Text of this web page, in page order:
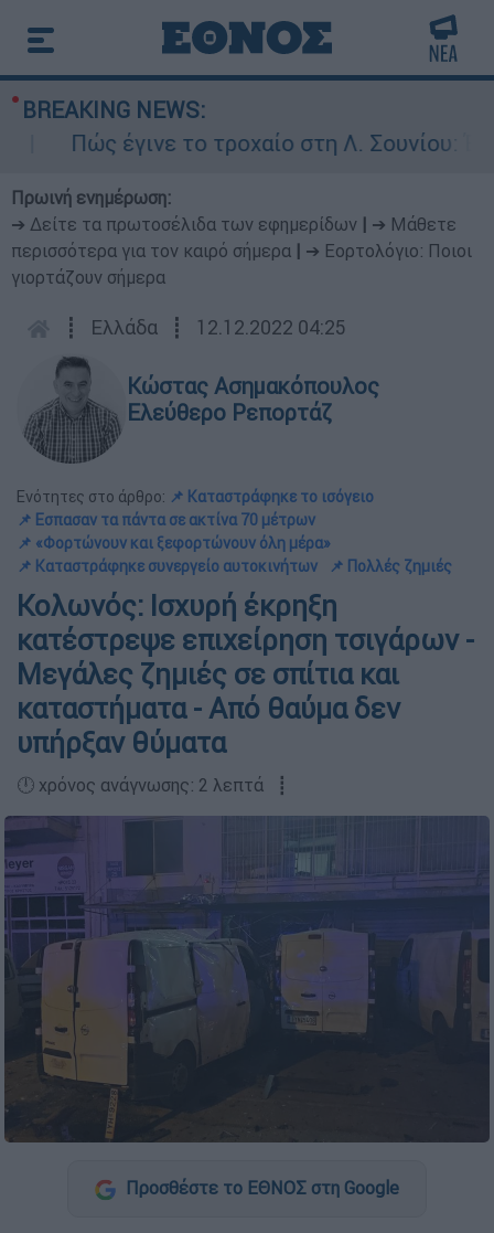
BREAKING NEWS:
έγινε το τροχαίο στη Λ. Σουνίου: Έκανε
Πρωινή ενημέρωση:
➔ Δείτε τα πρωτοσέλιδα των εφημερίδων
➔ Μάθετε
περισσότερα για τον καιρό σήμερα
➔ Εορτολόγιο: Ποιοι
γιορτάζουν σήμερα
┋ Ελλάδα ┋ 12.12.2022 04:25
Κώστας Ασημακόπουλος
Ελεύθερο Ρεπορτάζ
Ενότητες στο άρθρο: 📌 Καταστράφηκε το ισόγειο
📌 Εσπασαν τα πάντα σε ακτίνα 70 μέτρων
📌 «Φορτώνουν και ξεφορτώνουν όλη μέρα»
📌 Καταστράφηκε συνεργείο αυτοκινήτων
📌 Πολλές ζημιές
Κολωνός: Ισχυρή έκρηξη
κατέστρεψε επιχείρηση τσιγάρων -
Μεγάλες ζημιές σε σπίτια και
καταστήματα - Από θαύμα δεν
υπήρξαν θύματα
🕛 χρόνος ανάγνωσης: 2 λεπτά ┋
Προσθέστε το ΕΘΝΟΣ στη Google